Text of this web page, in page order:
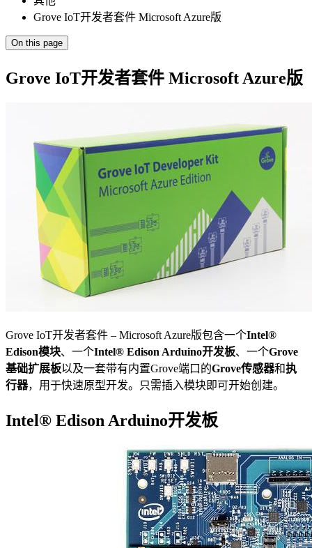
Grove IoT开发者套件 Microsoft Azure版
On this page
Grove IoT开发者套件 Microsoft Azure版
Grove IoT开发者套件 – Microsoft Azure版包含一个Intel®
Edison模块、一个Intel® Edison Arduino开发板、一个Grove
基础扩展板以及一套带有内置Grove端口的Grove传感器和执
行器，用于快速原型开发。只需插入模块即可开始创建。
Intel® Edison Arduino开发板